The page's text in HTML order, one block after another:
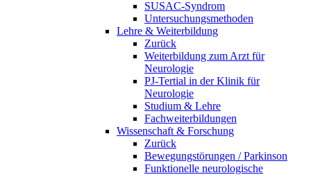
SUSAC-Syndrom
Untersuchungsmethoden
Lehre & Weiterbildung
Zurück
Weiterbildung zum Arzt für
Neurologie
PJ-Tertial in der Klinik für
Neurologie
Studium & Lehre
Fachweiterbildungen
Wissenschaft & Forschung
Zurück
Bewegungstörungen / Parkinson
Funktionelle neurologische